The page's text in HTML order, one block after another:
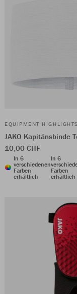
EQUIPMENT
JAKO Kapitänsbinde
10,00 CHF
In 6
verschiedenen
Farben
erhältlich
In 6
Farben
erhältlich